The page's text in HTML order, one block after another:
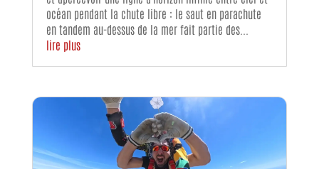
océan pendant la chute libre : le saut en parachute
en tandem au-dessus de la mer fait partie des...
lire plus